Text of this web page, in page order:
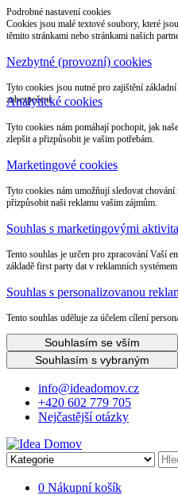
Podrobné nastavení cookies
Cookies jsou malé textové soubory, které
těmito stránkami nebo stránkami našich
Nezbytné (provozní) cookies
Tyto cookies jsou nutné pro zajištění
zabezpečení.
Analytické cookies
Tyto cookies nám pomáhají pochopit, jak
zlepšit a přizpůsobit je vašim potřebám.
Marketingové cookies
Tyto cookies nám umožňují sledovat
přizpůsobit naši reklamu vašim zájmům.
Souhlas s marketingovými
Tento souhlas je určen pro zpracování Vaší
základě first party dat v reklamních
Souhlas s personalizovanou
Tento souhlas uděluje za účelem cílení
Souhlasím se vším
Souhlasím s vybraným
info@ideadomov.cz
+420 602 779 705
Nejčastější otázky
0 Nákupní košík